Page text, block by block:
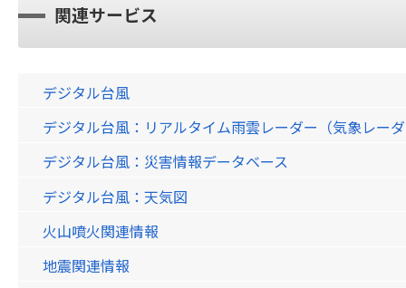
関連サービス
デジタル台風
デジタル台風：リアルタイム雨雲レーダー（気象レー
デジタル台風：災害情報データベース
デジタル台風：天気図
火山噴火関連情報
地震関連情報